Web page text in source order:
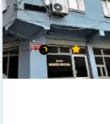
3 ستاره 4 شب اقامت